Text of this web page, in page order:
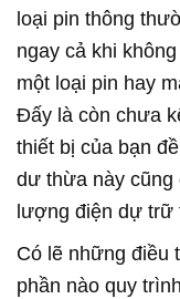
loại pin thông
ngay cả khi
một loại pin hay
Đấy là còn chưa
thiết bị của bạn
dư thừa này cũng
lượng điện dự trữ
Có lẽ những điều
phần nào quy